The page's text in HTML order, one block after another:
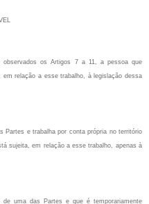
observados os Artigos 7 a 11, a pessoa que
relação a esse trabalho, à legislação dessa
Partes e trabalha por conta própria no território
sujeita, em relação a esse trabalho, apenas à
uma das Partes e que é temporariamente